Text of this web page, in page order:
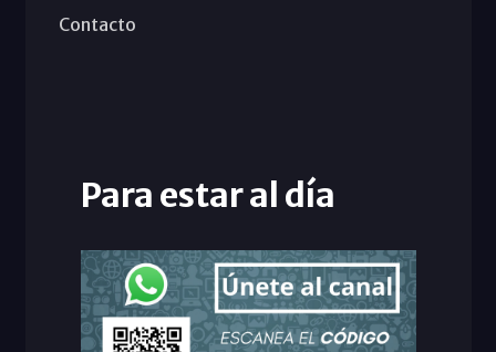
Contacto
Para estar al día